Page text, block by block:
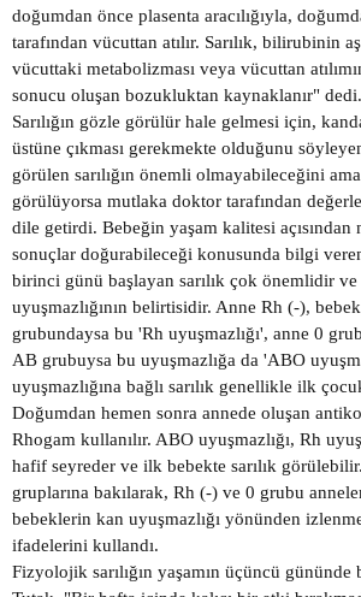
doğumdan önce plasenta aracılığıyla,
tarafından vücuttan atılır. Sarılık, bilirubinin
vücuttaki metabolizması veya vücuttan
sonucu oluşan bozukluktan kaynaklanır" dedi.
Sarılığın gözle görülür hale gelmesi için,
üstüne çıkması gerekmekte olduğunu
görülen sarılığın önemli olmayabileceğini
görülüyorsa mutlaka doktor tarafından
dile getirdi. Bebeğin yaşam kalitesi açısından
sonuçlar doğurabileceği konusunda bilgi
birinci günü başlayan sarılık çok önemlidir
uyuşmazlığının belirtisidir. Anne Rh (-),
grubundaysa bu 'Rh uyuşmazlığı', anne 0
AB grubuysa bu uyuşmazlığa da 'ABO
uyuşmazlığına bağlı sarılık genellikle ilk
Doğumdan hemen sonra annede oluşan
Rhogam kullanılır. ABO uyuşmazlığı, Rh
hafif seyreder ve ilk bebekte sarılık
gruplarına bakılarak, Rh (-) ve 0 grubu
bebeklerin kan uyuşmazlığı yönünden
ifadelerini kullandı.
Fizyolojik sarılığın yaşamın üçüncü gününde